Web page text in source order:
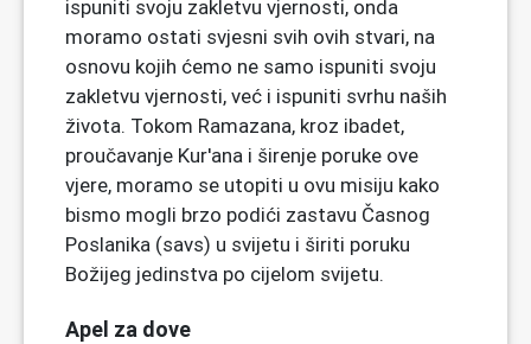
ispuniti svoju zakletvu vjernosti, onda
moramo ostati svjesni svih ovih stvari, na
osnovu kojih ćemo ne samo ispuniti svoju
zakletvu vjernosti, već i ispuniti svrhu naših
života. Tokom Ramazana, kroz ibadet,
proučavanje Kur'ana i širenje poruke ove
vjere, moramo se utopiti u ovu misiju kako
bismo mogli brzo podići zastavu Časnog
Poslanika (savs) u svijetu i širiti poruku
Božijeg jedinstva po cijelom svijetu.
Apel za dove